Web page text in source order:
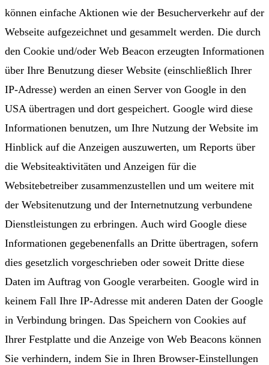
können einfache Aktionen wie der Besucherverkehr auf der
Webseite aufgezeichnet und gesammelt werden. Die durch
den Cookie und/oder Web Beacon erzeugten Informationen
über Ihre Benutzung dieser Website (einschließlich Ihrer
IP-Adresse) werden an einen Server von Google in den
USA übertragen und dort gespeichert. Google wird diese
Informationen benutzen, um Ihre Nutzung der Website im
Hinblick auf die Anzeigen auszuwerten, um Reports über
die Websiteaktivitäten und Anzeigen für die
Websitebetreiber zusammenzustellen und um weitere mit
der Websitenutzung und der Internetnutzung verbundene
Dienstleistungen zu erbringen. Auch wird Google diese
Informationen gegebenenfalls an Dritte übertragen, sofern
dies gesetzlich vorgeschrieben oder soweit Dritte diese
Daten im Auftrag von Google verarbeiten. Google wird in
keinem Fall Ihre IP-Adresse mit anderen Daten der Google
in Verbindung bringen. Das Speichern von Cookies auf
Ihrer Festplatte und die Anzeige von Web Beacons können
Sie verhindern, indem Sie in Ihren Browser-Einstellungen